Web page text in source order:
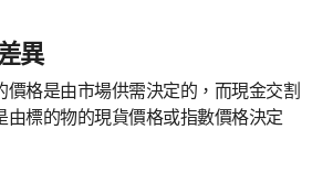
異
價格是由市場供需決定的，而現金交割
由標的物的現貨價格或指數價格決定